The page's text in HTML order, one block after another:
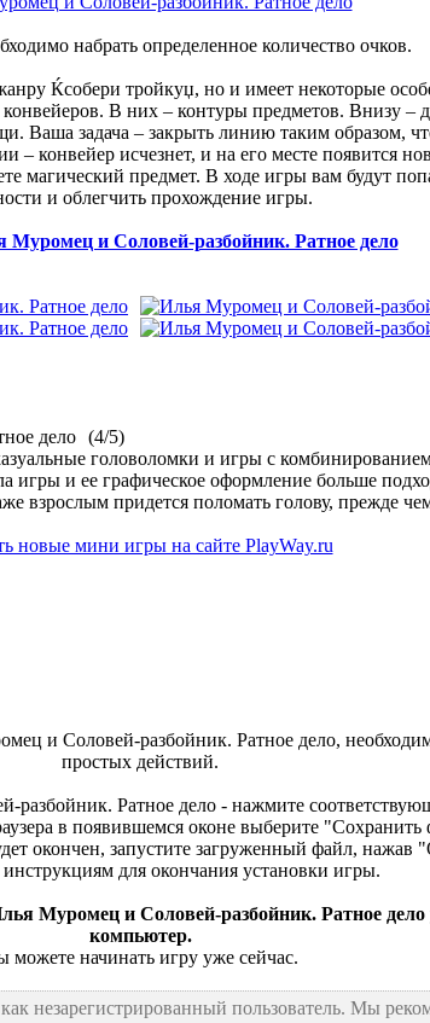
набрать определенное количество очков.
Ќсобери тройкуџ, но и имеет некоторые
В них – контуры предметов. Внизу –
Ваша задача – закрыть линию таким образом,
– конвейер исчезнет, и на его месте появится
магический предмет. В ходе игры вам будут
и облегчить прохождение игры.
Муромец и Соловей-разбойник. Ратное дело
(4/5)
головоломки и игры с
игры и ее графическое оформление больше
взрослым придется поломать голову, прежде
новые мини игры на сайте PlayWay.ru
и Соловей-разбойник. Ратное дело,
простых действий.
разбойник. Ратное дело - нажмите
в появившемся оконе выберите
окончен, запустите загруженный файл, нажав
для окончания установки игры.
Муромец и Соловей-разбойник. Ратное дело
компьютер.
можете начинать игру уже сейчас.
незарегистрированный пользователь. Мы